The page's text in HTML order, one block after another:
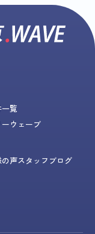
覧
ウェーブ
の声スタッフブログ